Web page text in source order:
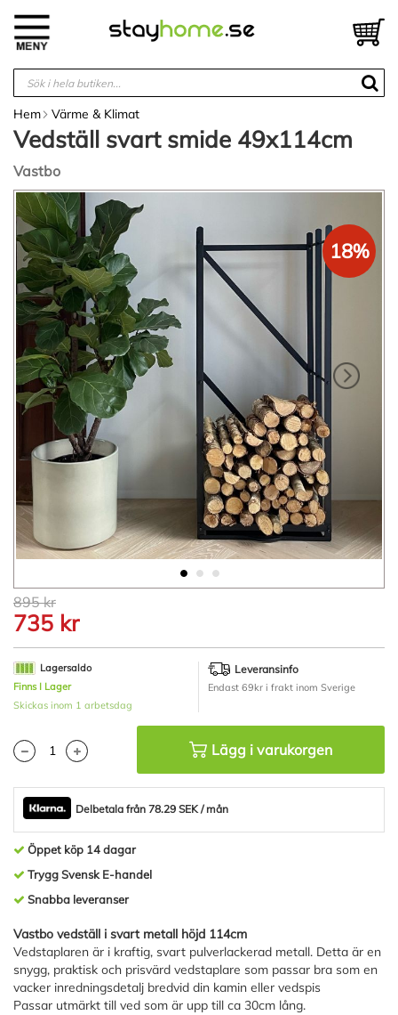
innehållet
Hem Värme & Klimat
Vedställ svart smide 49x114cm
Vastbo
Hoppa
till
slutet
av
bildgalleriet
Hoppa
till
början
av
bildgalleriet
18%
895 kr
735 kr
Lagersaldo
Finns I Lager
Skickas inom 1 arbetsdag
Leveransinfo
Endast 69kr i frakt inom Sverige
Lägg i varukorgen
Delbetala från 78.29 SEK / mån
Öppet köp 14 dagar
Trygg Svensk E-handel
Snabba leveranser
Vastbo vedställ i svart metall höjd 114cm
Vedstaplaren är i kraftig, svart pulverlackerad metall. Detta är en
snygg, praktisk och prisvärd vedstaplare som passar bra som en
vacker inredningsdetalj bredvid din kamin eller vedspis
Passar utmärkt till ved som är upp till ca 30cm lång.